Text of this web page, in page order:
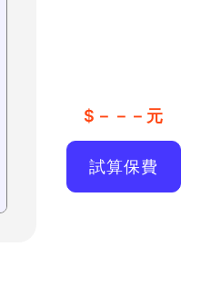
$ －－－ 元
試算保費